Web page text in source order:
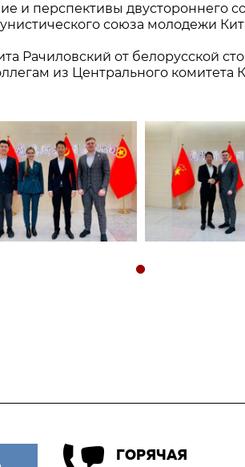
и перспективы двустороннего
союза молодежи
Рачиловский от белорусской
из Центрального комитета
ГОРЯЧАЯ